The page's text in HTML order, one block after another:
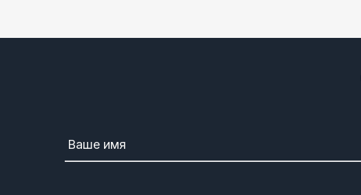
Ваше имя